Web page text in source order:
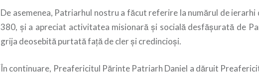
De asemenea, Patriarhul nostru a făcut referire la numărul de ierarhi
380, şi a apreciat activitatea misionară şi socială desfăşurată de
grija deosebită purtată faţă de cler şi credincioşi.
În continuare, Preafericitul Părinte Patriarh Daniel a dăruit